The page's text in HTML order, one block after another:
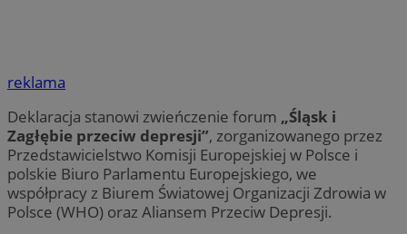
reklama
Deklaracja stanowi zwieńczenie forum „Śląsk i
Zagłębie przeciw depresji”, zorganizowanego przez
Przedstawicielstwo Komisji Europejskiej w Polsce i
polskie Biuro Parlamentu Europejskiego, we
współpracy z Biurem Światowej Organizacji Zdrowia w
Polsce (WHO) oraz Aliansem Przeciw Depresji.